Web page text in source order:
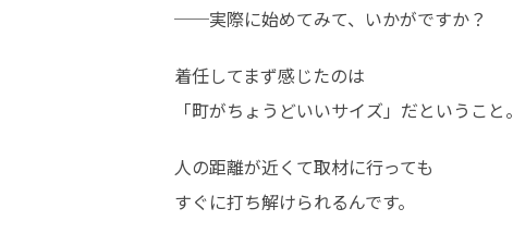
──実際に始めてみて、いかがですか？
着任してまず感じたのは
「町がちょうどいいサイズ」だということ。
人の距離が近くて取材に行っても
すぐに打ち解けられるんです。